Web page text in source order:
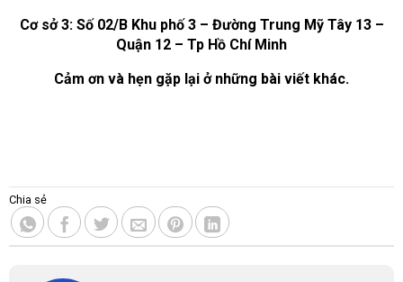
Cơ sở 3: Số 02/B Khu phố 3 – Đường Trung Mỹ Tây 13 –
Quận 12 – Tp Hồ Chí Minh
Cảm ơn và hẹn gặp lại ở những bài viết khác.
Chia sẻ